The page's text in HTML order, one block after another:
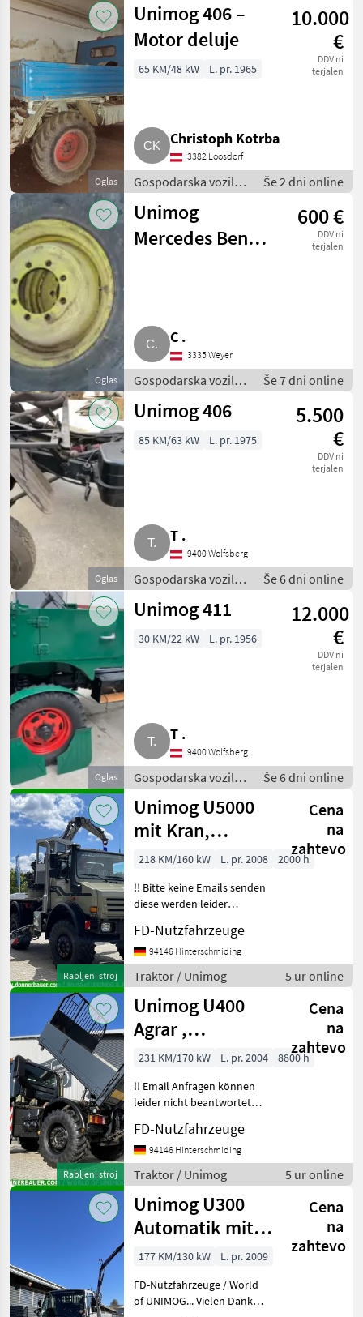
Oglas
Unimog 406 –
Motor deluje
10.000
€
DDV ni
terjalen
65 KM/48 kW L. pr. 1965
Christoph Kotrba
3382 Loosdorf
Gospodarska vozila /
Tovornjak
Še 2 dni online
Oglas
Unimog
Mercedes Benz
600 €
DDV ni
terjalen
C .
3335 Weyer
Gospodarska vozila /
Tovornjak
Še 7 dni online
Oglas
Unimog 406
5.500
€
DDV ni
terjalen
85 KM/63 kW L. pr. 1975
T .
9400 Wolfsberg
Gospodarska vozila /
Tovornjak
Še 6 dni online
Oglas
Unimog 411
12.000
€
DDV ni
terjalen
30 KM/22 kW L. pr. 1956
T .
9400 Wolfsberg
Gospodarska vozila /
Tovornjak
Še 6 dni online
Rabljeni stroj
Unimog U5000
mit Kran,
Pritsche , Bagger
Cena
na
zahtevo
218 KM/160 kW L. pr. 2008
2000 h
!! Bitte keine Emails senden
diese werden leider
Nutzfahrzeuge / World of
UNIMOG x Aircraft Vielen
Dank für ihr Interesse an
einem uns
FD-Nutzfahrzeuge
94146 Hinterschmiding
Traktor / Unimog 5 ur online
Rabljeni stroj
Unimog U400
Agrar ,
Österreich
Typenschein
Cena
na
zahtevo
231 KM/170 kW L. pr. 2004
8800 h
!! Email Anfragen können
leider nicht beantwortet
Unimog x Aircraft Vielen
Dank für ihr Interesse an
einem unserer Fahrzeuge .
Wir bieten
FD-Nutzfahrzeuge
94146 Hinterschmiding
Traktor / Unimog 5 ur online
Unimog U300
Automatik mit
Kran, Österreich
Zulas
Cena
na
zahtevo
177 KM/130 kW
L. pr. 2009
FD-Nutzfahrzeuge / World
of UNIMOG... Vielen Dank